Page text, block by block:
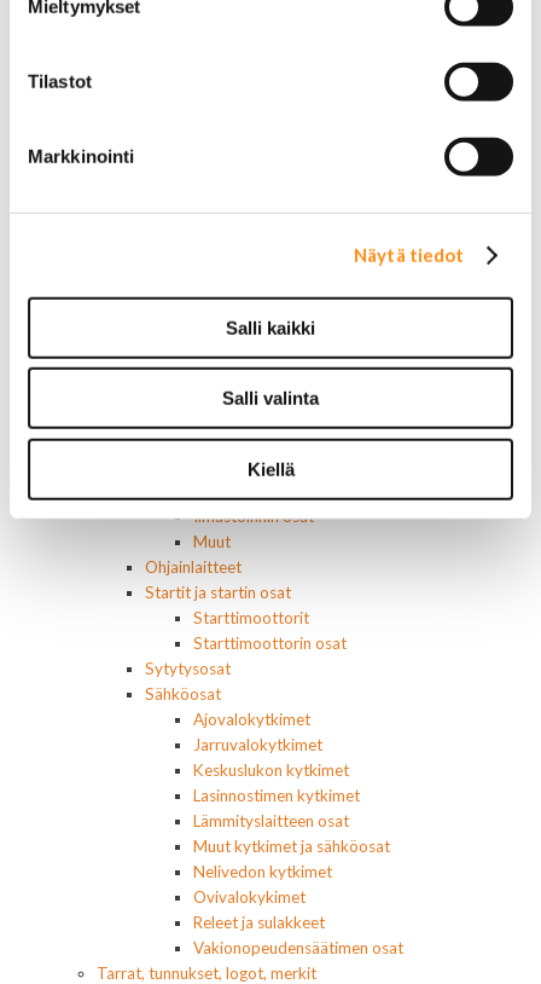
Mieltymykset
Tilastot
Markkinointi
Näytä tiedot
Salli kaikki
Salli valinta
Kiellä
Sähköosat
Lasinnostin- ja keskuslukon moottorit
Laturin osat
Lämmitys ja ilmastointi
Etuvastukset
Kompressorit ja osat
Käyttöpaneelit / kytkimet
Ilmastoinnin osat
Muut
Ohjainlaitteet
Startit ja startin osat
Starttimoottorit
Starttimoottorin osat
Sytytysosat
Sähköosat
Ajovalokytkimet
Jarruvalokytkimet
Keskuslukon kytkimet
Lasinnostimen kytkimet
Lämmityslaitteen osat
Muut kytkimet ja sähköosat
Nelivedon kytkimet
Ovivalokykimet
Releet ja sulakkeet
Vakionopeudensäätimen osat
Tarrat, tunnukset, logot, merkit